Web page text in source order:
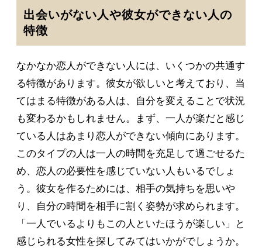
出会いがない人や彼女ができない人の
特徴
なかなか恋人ができない人には、いくつかの共通す
る特徴があります。彼女が欲しいと考えており、当
てはまる特徴がある人は、自分を変えることで状況
も変わるかもしれません。まず、一人が楽だと感じ
ている人はあまり恋人ができない傾向にあります。
このタイプの人は一人の時間を充足して過ごせるた
め、恋人の必要性を感じていない人もいるでしょ
う。彼女を作るためには、相手の気持ちを思いや
り、自分の時間を相手に割く姿勢が求められます。
「一人でいるよりもこの人といたほうが楽しい」と
感じられる女性を探してみてはいかがでしょうか。